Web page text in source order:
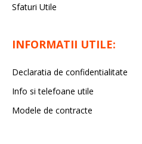
Sfaturi Utile
INFORMATII UTILE:
Declaratia de confidentialitate
Info si telefoane utile
Modele de contracte